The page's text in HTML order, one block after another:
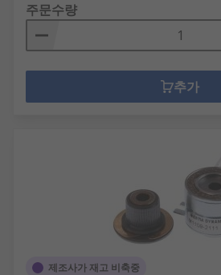
주문수량
추가
제조사가 재고 비축중